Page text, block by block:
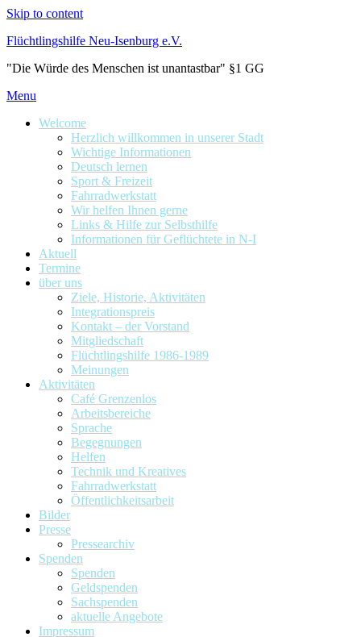
Skip to content
Flüchtlingshilfe Neu-Isenburg e.V.
"Die Würde des Menschen ist unantastbar" §1 GG
Menu
Welcome
Herzlich willkommen in unserer Stadt
Wichtige Informationen
Deutsch lernen
Sport & Freizeit
Fahrradwerkstatt
Wir helfen Ihnen gerne
Links & Hilfe zur Selbsthilfe
Informationen für Geflüchtete in N-I
Aktuell
Termine
über uns
Ziele, Historie, Aktivitäten
Integrationspreis
Kontakt – der Vorstand
Mitgliedschaft
Flüchtlingshilfe 1986-1989
Meinungen
Aktivitäten
Café Grenzenlos
Arbeitsbereiche
Sprache
Begegnungen
Helfen
Technik und Kreatives
Fahrradwerkstatt
Öffentlichkeitsarbeit
Bilder
Presse
Pressearchiv
Spenden
Spenden
Geldspenden
Sachspenden
aktuelle Angebote
Impressum